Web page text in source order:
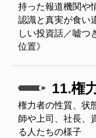
持った報道機関や
認識と真実が食い
しい投資話／嘘つ
位置》
11.権
権力者の性質、状
師や上司、社長、
る人たちの様子